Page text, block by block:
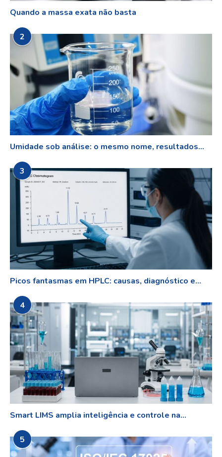
Quando a massa exata não basta
2
Umidade sob análise: o mesmo nome, resultados...
3
Picos fantasmas em HPLC: causas, diagnóstico e...
4
Smart LIMS amplia inteligência e controle na...
5